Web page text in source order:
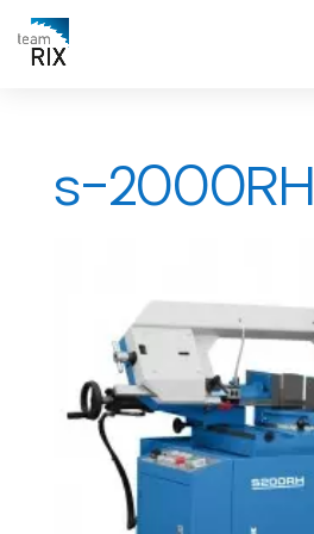
s-2000RH